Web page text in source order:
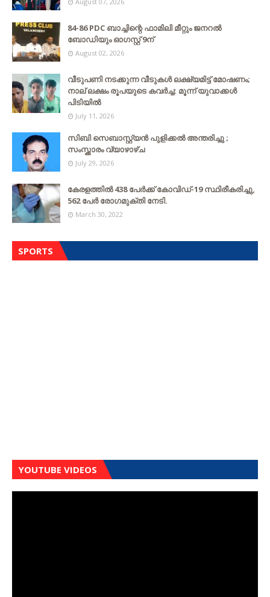
84-86 PDC ബാച്ചിന്റെ ഫാമിലി മീറ്റും ജനറൽ
ബോഡിയും ഓഗസ്റ്റ് 9ന്
August 02, 2026
വീടുപണി നടക്കുന്ന വീടുകൾ ലക്ഷ്യമിട്ട് മോഷണം;
നാല് ലക്ഷം രൂപയുടെ കവർച്ച: മൂന്ന് യുവാക്കൾ
പിടിയിൽ
July 11, 2026
സിബി സെബാസ്റ്റ്യന്‍ പുളിക്കല്‍ അന്തരിച്ചു ;
സംസ്ക്കാരം വ്യാഴാഴ്ച
July 29, 2026
കേരളത്തില്‍ 438 പേര്‍ക്ക് കോവിഡ്-19 സ്ഥിരീകരിച്ചു,
562 പേര്‍ രോഗമുക്തി നേടി.
March 30, 2022
SPORTS
YOUTUBE VIDEOS